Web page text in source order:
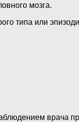
мозга.
типа или
врача